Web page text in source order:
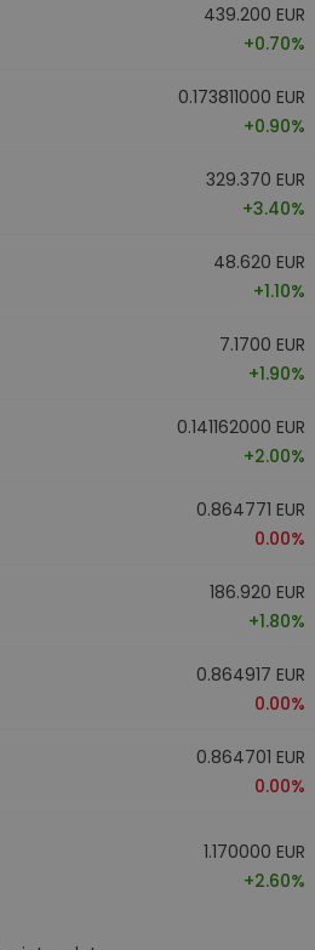
439.200 EUR
+0.70%
0.173811000 EUR
+0.90%
329.370 EUR
+3.40%
48.620 EUR
+1.10%
7.1700 EUR
+1.90%
0.141162000 EUR
+2.00%
0.864771 EUR
0.00%
186.920 EUR
+1.80%
0.864917 EUR
0.00%
0.864701 EUR
0.00%
1.170000 EUR
+2.60%